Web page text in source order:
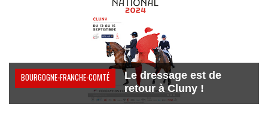
BOURGOGNE-FRANCHE-COMTÉ
Le dressage est de
retour à Cluny !